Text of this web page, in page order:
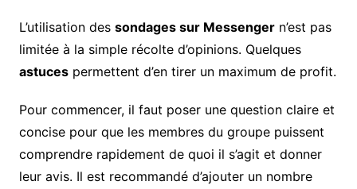
L’utilisation des sondages sur Messengern’est pas
limitée à la simple récolte d’opinions. Quelques
astucespermettent d’en tirer un maximum de profit.
Pour commencer, il faut poser une question claire et
concise pour que les membres du groupe puissent
comprendre rapidement de quoi il s’agit et donner
leur avis. Il est recommandé d’ajouter un nombre